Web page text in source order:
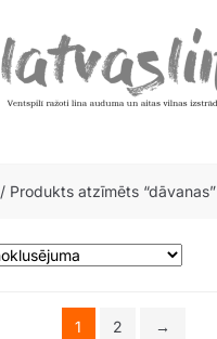
/ Produkts atzīmēts “dāvanas”
1 2 →